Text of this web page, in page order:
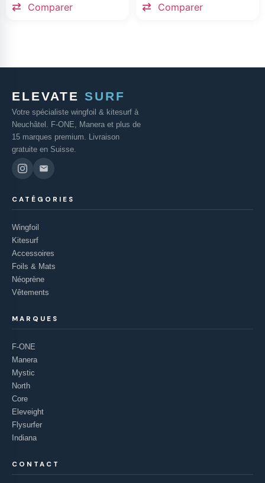
Comparer Comparer
ELEVATE SURF
Votre spécialiste wingfoil & kitesurf à
Neuchâtel. F-ONE, Manera et plus de
15 marques premium. Livraison
gratuite en Suisse.
CATÉGORIES
Wingfoil
Kitesurf
Accessoires
Foils & Mats
Néoprène
Vêtements
MARQUES
F-ONE
Manera
Mystic
North
Core
Eleveight
Flysurfer
Indiana
CONTACT